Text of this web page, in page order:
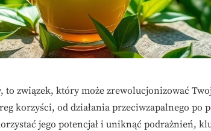
to związek, który może zrewolucjonizować
korzyści, od działania przeciwzapalnego po
jego potencjał i uniknąć podrażnień,